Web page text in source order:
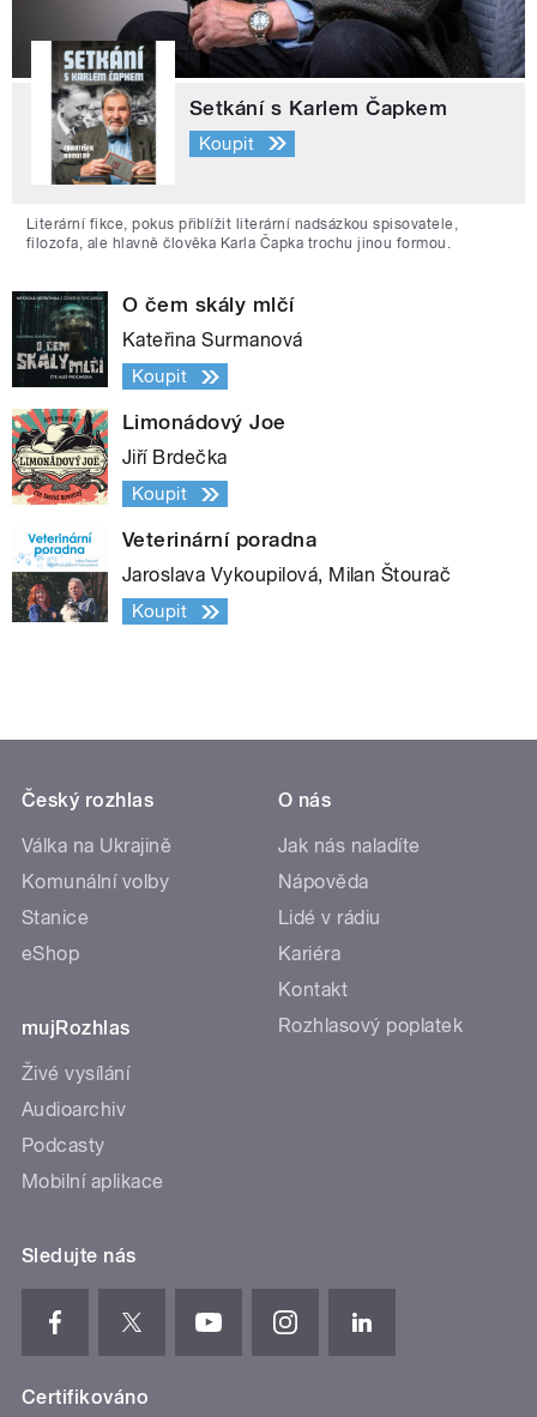
Setkání s Karlem Čapkem
Koupit
Literární fikce, pokus přiblížit literární nadsázkou spisovatele,
filozofa, ale hlavně člověka Karla Čapka trochu jinou formou.
O čem skály mlčí
Kateřina Surmanová
Koupit
Limonádový Joe
Jiří Brdečka
Koupit
Veterinární poradna
Jaroslava Vykoupilová, Milan Štourač
Koupit
Český rozhlas
Válka na Ukrajině
Komunální volby
Stanice
eShop
mujRozhlas
Živé vysílání
Audioarchiv
Podcasty
Mobilní aplikace
O nás
Jak nás naladíte
Nápověda
Lidé v rádiu
Kariéra
Kontakt
Rozhlasový poplatek
Sledujte nás
Certifikováno